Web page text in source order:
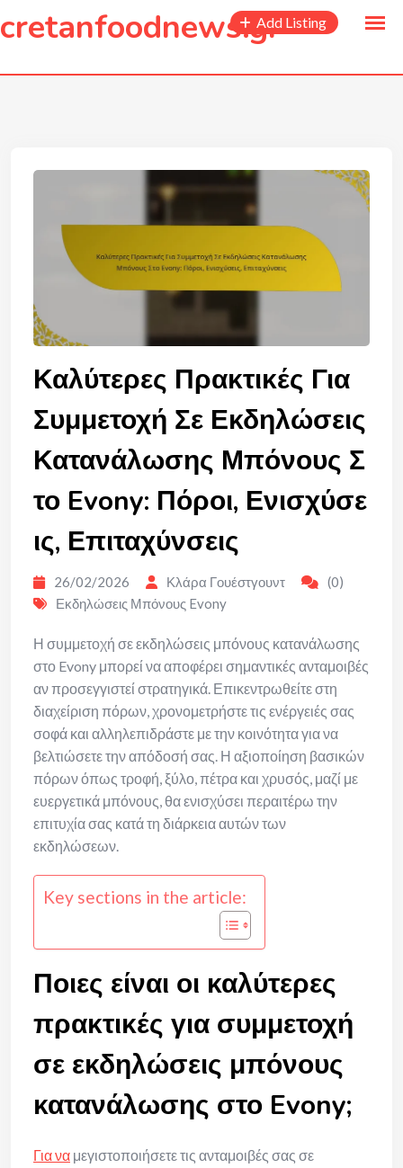
content
cretanfoodnews.grAdd Listing
Καλύτερες Πρακτικές Για
Συμμετοχή Σε Εκδηλώσεις
Κατανάλωσης Μπόνους Σ
το Evony: Πόροι, Ενισχύσε
ις, Επιταχύνσεις
26/02/2026 Κλάρα Γουέστγουντ
(0)
Εκδηλώσεις Μπόνους Evony
Η συμμετοχή σε εκδηλώσεις μπόνους κατανάλωσης
στο Evony μπορεί να αποφέρει σημαντικές ανταμοιβές
αν προσεγγιστεί στρατηγικά. Επικεντρωθείτε στη
διαχείριση πόρων, χρονομετρήστε τις ενέργειές σας
σοφά και αλληλεπιδράστε με την κοινότητα για να
βελτιώσετε την απόδοσή σας. Η αξιοποίηση βασικών
πόρων όπως τροφή, ξύλο, πέτρα και χρυσός, μαζί με
ευεργετικά μπόνους, θα ενισχύσει περαιτέρω την
επιτυχία σας κατά τη διάρκεια αυτών των
εκδηλώσεων.
Key sections in the article:
Ποιες είναι οι καλύτερες
πρακτικές για συμμετοχή
σε εκδηλώσεις μπόνους
κατανάλωσης στο Evony;
Για να μεγιστοποιήσετε τις ανταμοιβές σας σε